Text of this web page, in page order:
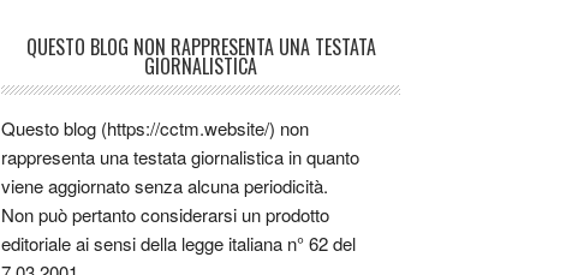
QUESTO BLOG NON RAPPRESENTA UNA TESTATA
GIORNALISTICA
Questo blog (https://cctm.website/) non
rappresenta una testata giornalistica in quanto
viene aggiornato senza alcuna periodicità.
Non può pertanto considerarsi un prodotto
editoriale ai sensi della legge italiana n° 62 del